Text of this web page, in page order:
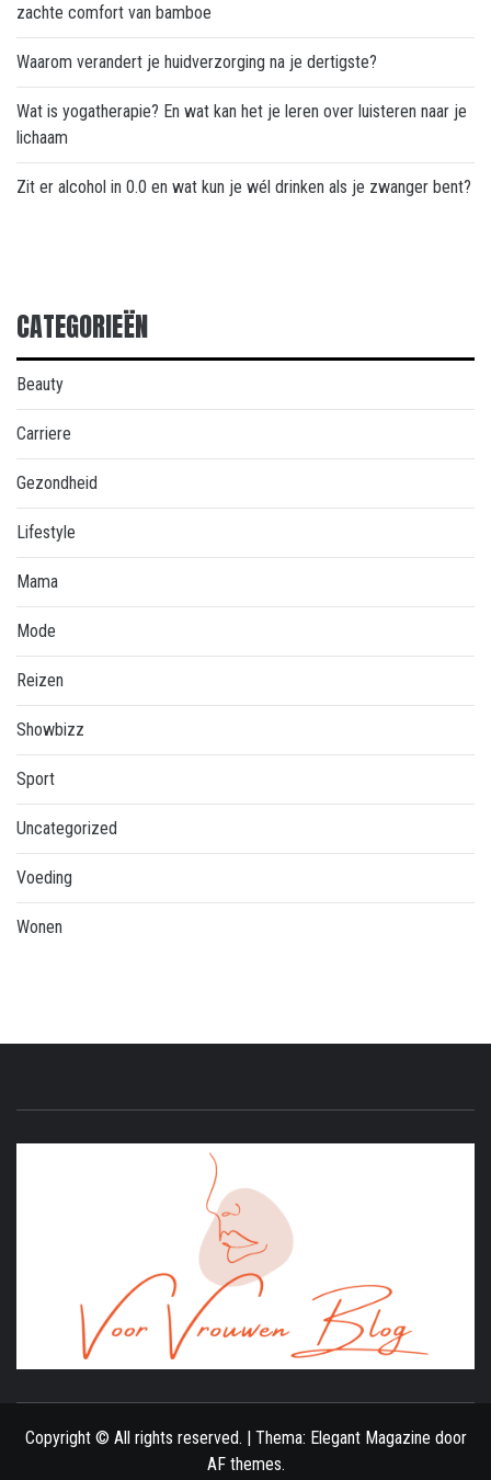
zachte comfort van bamboe
Waarom verandert je huidverzorging na je dertigste?
Wat is yogatherapie? En wat kan het je leren over luisteren naar je
lichaam
Zit er alcohol in 0.0 en wat kun je wél drinken als je zwanger bent?
CATEGORIEËN
Beauty
Carriere
Gezondheid
Lifestyle
Mama
Mode
Reizen
Showbizz
Sport
Uncategorized
Voeding
Wonen
Copyright © All rights reserved. | Thema: Elegant Magazine door
AF themes.